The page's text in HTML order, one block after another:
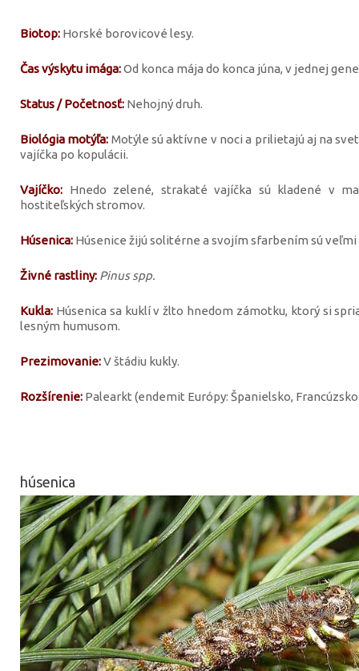
Biotop: Horské borovicové lesy.
Čas výskytu imága:Od konca mája do konca júna, v jednej
Status / Početnosť: Nehojný druh.
Biológia motýľa: Motýle sú aktívne v noci a prilietajú aj na
vajíčka po kopulácii.
Vajíčko: Hnedo zelené, strakaté vajíčka sú kladené v
hostiteľských stromov.
Húsenica: Húsenice žijú solitérne a svojím sfarbením sú
Živné rastliny: Pinus spp.
Kukla: Húsenica sa kuklí v žlto hnedom zámotku, ktorý si
lesným humusom.
Prezimovanie:V štádiu kukly.
Rozšírenie: Palearkt (endemit Európy: Španielsko,
húsenica